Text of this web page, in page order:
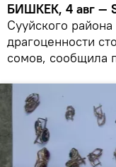
БИШКЕК, 4 авг —
Сууйского
драгоценности
сомов, сообщила